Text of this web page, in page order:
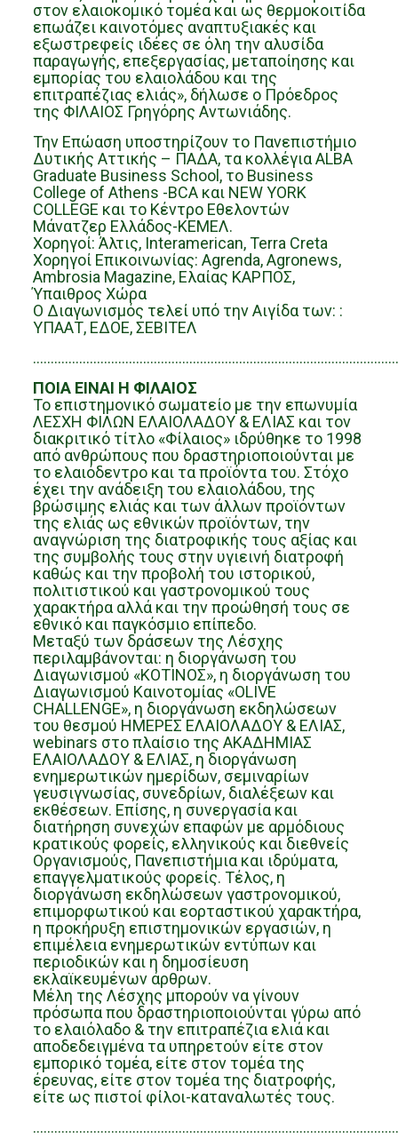
στον ελαιοκομικό τομέα και ως θερμοκοιτίδα
επωάζει καινοτόμες αναπτυξιακές και
εξωστρεφείς ιδέες σε όλη την αλυσίδα
παραγωγής, επεξεργασίας, μεταποίησης και
εμπορίας του ελαιολάδου και της
επιτραπέζιας ελιάς», δήλωσε ο Πρόεδρος
της ΦΙΛΑΙΟΣ Γρηγόρης Αντωνιάδης.
Την Επώαση υποστηρίζουν το Πανεπιστήμιο
Δυτικής Αττικής – ΠΑΔΑ, τα κολλέγια ALBA
Graduate Business School, το Business
College of Athens -BCA και NEW YORK
COLLEGE και το Κέντρο Εθελοντών
Μάνατζερ Ελλάδος-ΚΕΜΕΛ.
Χορηγοί: Άλτις, Interamerican, Terra Creta
Χορηγοί Επικοινωνίας: Agrenda, Agronews,
Ambrosia Magazine, Ελαίας ΚΑΡΠΟΣ,
Ύπαιθρος Χώρα
Ο Διαγωνισμός τελεί υπό την Αιγίδα των: :
ΥΠΑΑΤ, ΕΔΟΕ, ΣΕΒΙΤΕΛ
ΠΟΙΑ ΕΙΝΑΙ Η ΦΙΛΑΙΟΣ
Το επιστημονικό σωματείο με την επωνυμία
ΛΕΣΧΗ ΦΙΛΩΝ ΕΛΑΙΟΛΑΔΟΥ & ΕΛΙΑΣ και τον
διακριτικό τίτλο «Φίλαιος» ιδρύθηκε το 1998
από ανθρώπους που δραστηριοποιούνται με
το ελαιόδεντρο και τα προϊόντα του. Στόχο
έχει την ανάδειξη του ελαιολάδου, της
βρώσιμης ελιάς και των άλλων προϊόντων
της ελιάς ως εθνικών προϊόντων, την
αναγνώριση της διατροφικής τους αξίας και
της συμβολής τους στην υγιεινή διατροφή
καθώς και την προβολή του ιστορικού,
πολιτιστικού και γαστρονομικού τους
χαρακτήρα αλλά και την προώθησή τους σε
εθνικό και παγκόσμιο επίπεδο.
Μεταξύ των δράσεων της Λέσχης
περιλαμβάνονται: η διοργάνωση του
Διαγωνισμού «ΚΟΤΙΝΟΣ», η διοργάνωση του
Διαγωνισμού Καινοτομίας «OLIVE
CHALLENGE», η διοργάνωση εκδηλώσεων
του θεσμού ΗΜΕΡΕΣ ΕΛΑΙΟΛΑΔΟΥ & ΕΛΙΑΣ,
webinars στο πλαίσιο της ΑΚΑΔΗΜΙΑΣ
ΕΛΑΙΟΛΑΔΟΥ & ΕΛΙΑΣ, η διοργάνωση
ενημερωτικών ημερίδων, σεμιναρίων
γευσιγνωσίας, συνεδρίων, διαλέξεων και
εκθέσεων. Επίσης, η συνεργασία και
διατήρηση συνεχών επαφών με αρμόδιους
κρατικούς φορείς, ελληνικούς και διεθνείς
Οργανισμούς, Πανεπιστήμια και ιδρύματα,
επαγγελματικούς φορείς. Τέλος, η
διοργάνωση εκδηλώσεων γαστρονομικού,
επιμορφωτικού και εορταστικού χαρακτήρα,
η προκήρυξη επιστημονικών εργασιών, η
επιμέλεια ενημερωτικών εντύπων και
περιοδικών και η δημοσίευση
εκλαϊκευμένων άρθρων.
Μέλη της Λέσχης μπορούν να γίνουν
πρόσωπα που δραστηριοποιούνται γύρω από
το ελαιόλαδο & την επιτραπέζια ελιά και
αποδεδειγμένα τα υπηρετούν είτε στον
εμπορικό τομέα, είτε στον τομέα της
έρευνας, είτε στον τομέα της διατροφής,
είτε ως πιστοί φίλοι-καταναλωτές τους.